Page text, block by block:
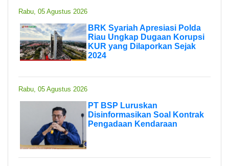
Rabu, 05 Agustus 2026
BRK Syariah Apresiasi Polda
Riau Ungkap Dugaan Korupsi
KUR yang Dilaporkan Sejak
2024
Rabu, 05 Agustus 2026
PT BSP Luruskan
Disinformasikan Soal Kontrak
Pengadaan Kendaraan